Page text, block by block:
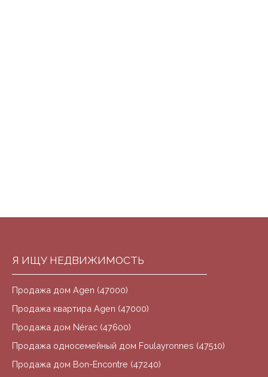
Я ИЩУ НЕДВИЖИМОСТЬ
Продажа дом Agen (47000)
Продажа квартира Agen (47000)
Продажа дом Nérac (47600)
Продажа односемейный дом Foulayronnes (47510)
Продажа дом Bon-Encontre (47240)